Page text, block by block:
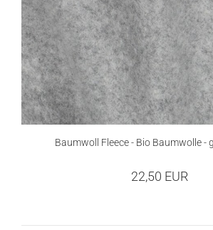
Baumwoll Fleece - Bio Baumwolle -
22,50 EUR